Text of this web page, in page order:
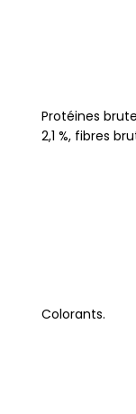
Protéines
2,1 %, fibres
Colorants.